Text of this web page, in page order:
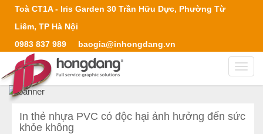
Toà CT1A - Iris Garden 30 Trần Hữu Dực, Phường Từ
Liêm, TP Hà Nội
0983 837 989
baogia@inhongdang.vn
In thẻ nhựa PVC có độc hại ảnh hưởng đến sức
khỏe không